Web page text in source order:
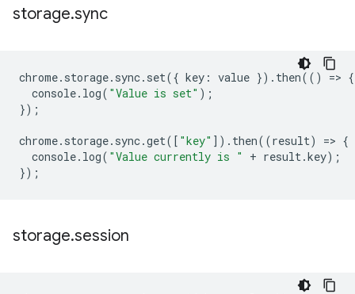
storage.sync
chrome. storage. sync. set({ key : value }). then(() => {
console. log( "Value is set" );
});
chrome. storage. sync.get([ "key" ]). then((result) => {
console. log( "Value currently is " + result.key);
});
storage.session